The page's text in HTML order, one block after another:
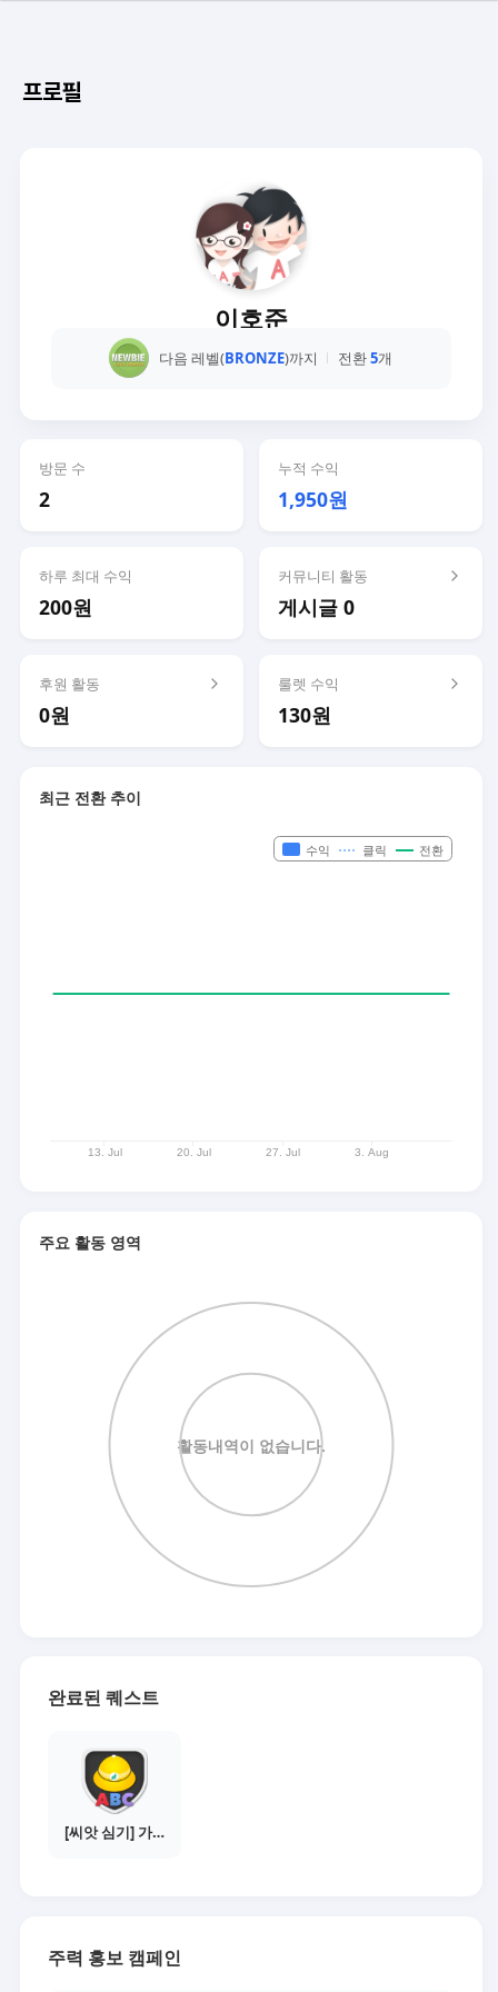
프로필
이호준
다음 레벨(BRONZE)까지 전환5개
방문 수
2
누적 수익
1,950원
하루 최대 수익
200원
커뮤니티 활동
게시글 0
후원 활동
0원
룰렛 수익
130원
최근 전환 추이
주요 활동 영역
완료된 퀘스트
[씨앗 심기] 가이드보기 - 매체별 활동 가이드
주력 홍보 캠페인